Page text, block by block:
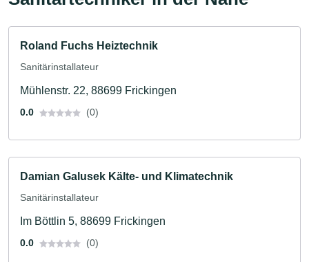
Roland Fuchs Heiztechnik
Sanitärinstallateur
Mühlenstr. 22, 88699 Frickingen
0.0 (0)
Damian Galusek Kälte- und Klimatechnik
Sanitärinstallateur
Im Böttlin 5, 88699 Frickingen
0.0 (0)